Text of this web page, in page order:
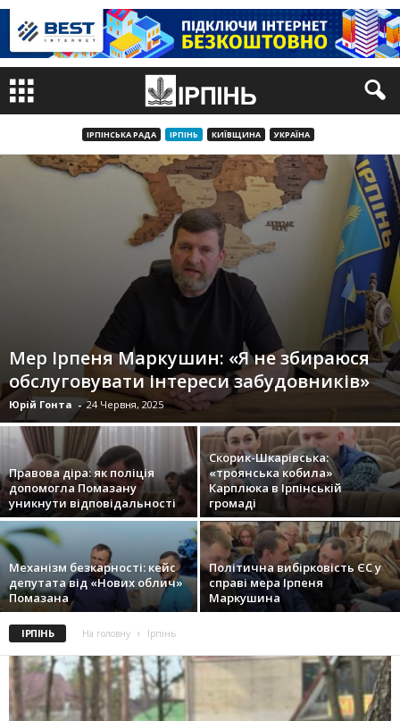
ІРПІНСЬКА РАДА ІРПІНЬ КИЇВЩИНА УКРАЇНА
Мер Ірпеня Маркушин: «Я не збираюся
обслуговувати інтереси забудовників»
Юрій Гонта - 24 Червня, 2025
Правова діра: як поліція
допомогла Помазану
уникнути відповідальності
Скорик-Шкарівська:
«троянська кобила»
Карплюка в Ірпінській
громаді
Механізм безкарності: кейс
депутата від «Нових облич»
Помазана
Політична вибірковість ЄС у
справі мера Ірпеня
Маркушина
ІРПІНЬ На головну Ірпінь